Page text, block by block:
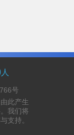
号
此产生
我们将
支持。